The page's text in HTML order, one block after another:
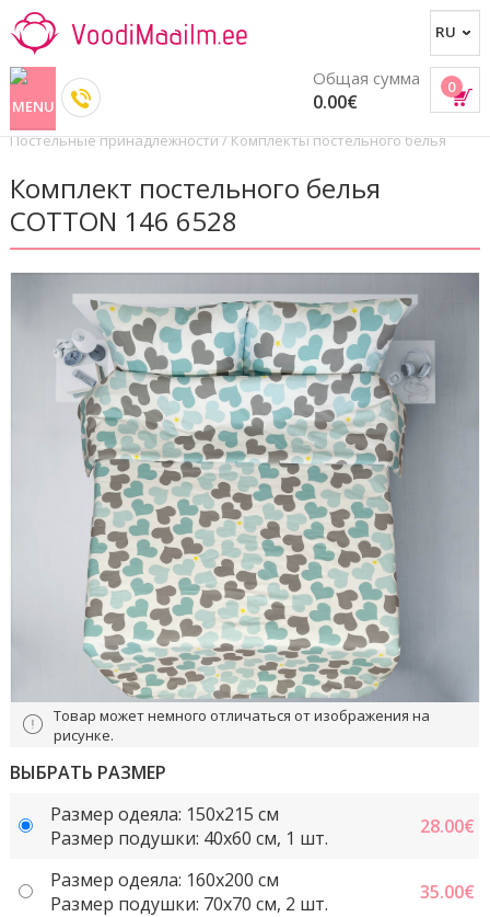
0
Общая сумма
0.00€
Постельные принадлежности/Комплекты постельного белья
Комплект постельного белья
COTTON 146 6528
Товар может немного отличаться от изображения на
рисунке.
ВЫБРАТЬ РАЗМЕР
Размер одеяла: 150x215 cм
Размер подушки: 40x60 cм, 1 шт.
28.00€
Размер одеяла: 160x200 см
Размер подушки: 70x70 cм, 2 шт.
35.00€